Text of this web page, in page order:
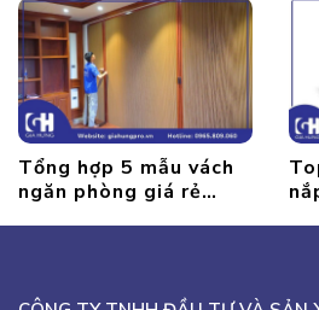
Tổng hợp 5 mẫu vách
ngăn phòng giá rẻ